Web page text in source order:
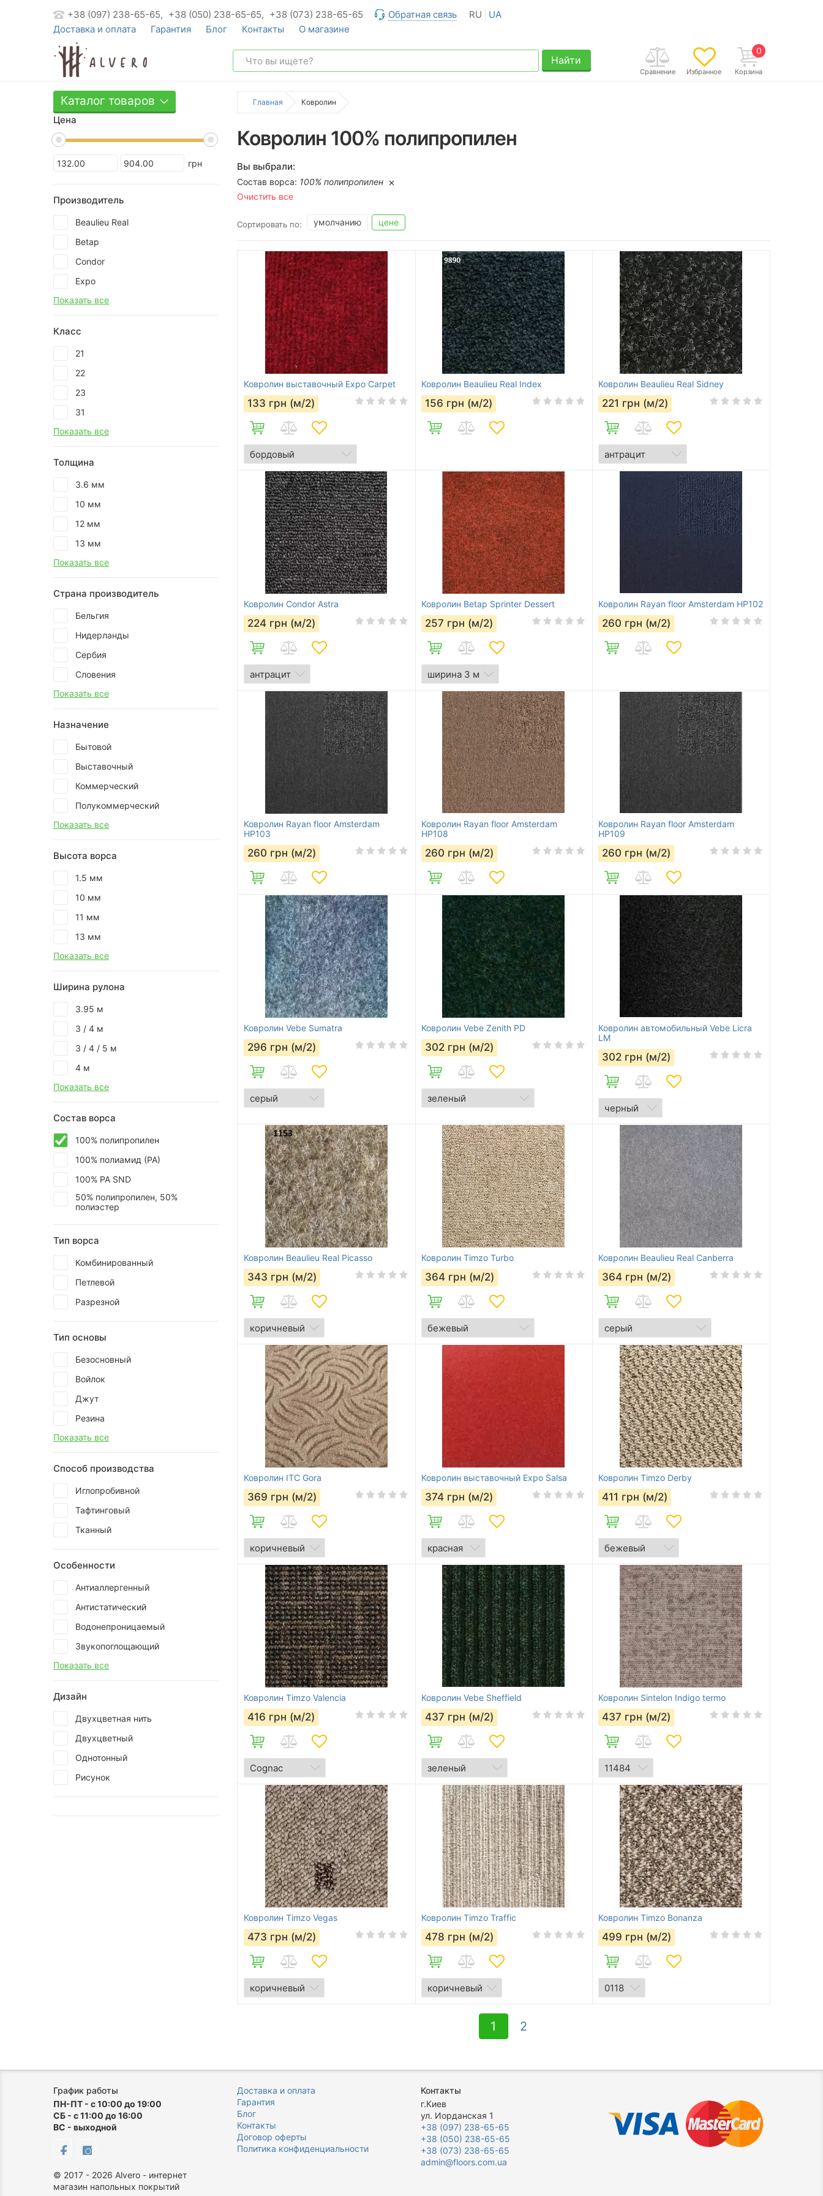
+38 (097) 238-65-65, +38 (050) 238-65-65, +38 (073) 238-65-65 Обратная связь RU
UA
Доставка и оплата
Гарантия Блог Контакты О магазине
0
Корзина
Избранное
Сравнение
Найти
Каталог товаров
Цена
грн
Производитель
Beaulieu Real
Betap
Condor
Expo
Показать все
Класс
21
22
23
31
Показать все
Толщина
3.6 мм
10 мм
12 мм
13 мм
Показать все
Страна производитель
Бельгия
Нидерланды
Сербия
Словения
Показать все
Назначение
Бытовой
Выставочный
Коммерческий
Полукоммерческий
Показать все
Высота ворса
1.5 мм
10 мм
11 мм
13 мм
Показать все
Ширина рулона
3.95 м
3 / 4 м
3 / 4 / 5 м
4 м
Показать все
Состав ворса
100% полипропилен
100% полиамид (РА)
100% РА SND
50% полипропилен, 50%
полиэстер
Тип ворса
Комбинированный
Петлевой
Разрезной
Тип основы
Безосновный
Войлок
Джут
Резина
Показать все
Способ производства
Иглопробивной
Тафтинговый
Тканный
Особенности
Антиаллергенный
Антистатический
Водонепроницаемый
Звукопоглощающий
Показать все
Дизайн
Двухцветная нить
Двухцветный
Однотонный
Рисунок
Главная Ковролин
Ковролин 100% полипропилен
Вы выбрали:
Состав ворса: 100% полипропилен
Очистить все
Сортировать по: умолчанию цене
Ковролин выставочный Expo Carpet
133 грн (м/2)
Ковролин Beaulieu Real Index
156 грн (м/2)
Ковролин Beaulieu Real Sidney
221 грн (м/2)
Ковролин Condor Astra
224 грн (м/2)
Ковролин Betap Sprinter Dessert
257 грн (м/2)
Ковролин Rayan floor Amsterdam HP102
260 грн (м/2)
Ковролин Rayan floor Amsterdam
HP103
260 грн (м/2)
Ковролин Rayan floor Amsterdam
HP108
260 грн (м/2)
Ковролин Rayan floor Amsterdam
HP109
260 грн (м/2)
Ковролин Vebe Sumatra
296 грн (м/2)
Ковролин Vebe Zenith PD
302 грн (м/2)
Ковролин автомобильный Vebe Licra
LM
302 грн (м/2)
Ковролин Beaulieu Real Picasso
343 грн (м/2)
Ковролин Timzo Turbo
364 грн (м/2)
Ковролин Beaulieu Real Canberra
364 грн (м/2)
Ковролин ITC Gora
369 грн (м/2)
Ковролин выставочный Expo Salsa
374 грн (м/2)
Ковролин Timzo Derby
411 грн (м/2)
Ковролин Timzo Valencia
416 грн (м/2)
Ковролин Vebe Sheffield
437 грн (м/2)
Ковролин Sintelon Indigo termo
437 грн (м/2)
Ковролин Timzo Vegas
473 грн (м/2)
Ковролин Timzo Traffic
478 грн (м/2)
Ковролин Timzo Bonanza
499 грн (м/2)
1 2
График работы
ПН-ПТ - с 10:00 до 19:00
СБ - с 11:00 до 16:00
ВС - выходной
© 2017 - 2026 Alvero - интернет
магазин напольных покрытий
Доставка и оплата
Гарантия
Блог
Контакты
Договор оферты
Политика конфиденциальности
Контакты
г.Киев
ул. Иорданская 1
+38 (097) 238-65-65
+38 (050) 238-65-65
+38 (073) 238-65-65
admin@floors.com.ua